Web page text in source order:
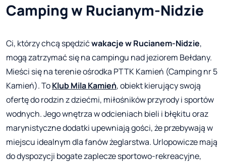
Camping w Rucianym-Nidzie
Ci, którzy chcą spędzićwakacje w Rucianem-Nidzie,
mogą zatrzymać się na campingu nad jeziorem Bełdany.
Mieści się na terenie ośrodka PTTK Kamień (Camping nr 5
Kamień). ToKlub Mila Kamień, obiekt kierujący swoją
ofertę do rodzin z dziećmi, miłośników przyrody i sportów
wodnych. Jego wnętrza w odcieniach bieli i błękitu oraz
marynistyczne dodatki upewniają gości, że przebywają w
miejscu idealnym dla fanów żeglarstwa. Urlopowicze mają
do dyspozycji bogate zaplecze sportowo-rekreacyjne,